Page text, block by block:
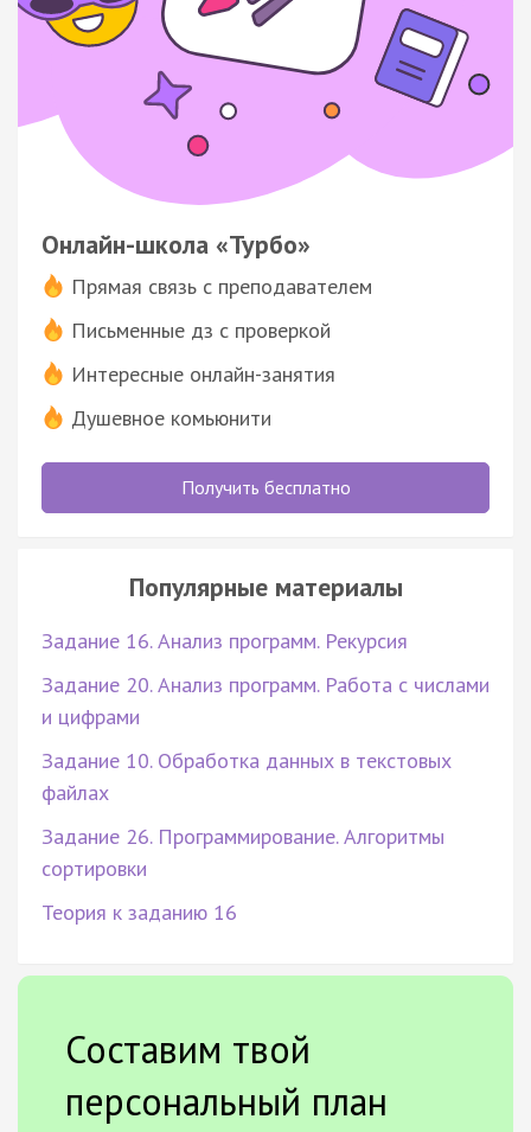
Онлайн-школа «Турбо»
Прямая связь с преподавателем
Письменные дз с проверкой
Интересные онлайн-занятия
Душевное комьюнити
Получить бесплатно
Популярные материалы
Задание 16. Анализ программ. Рекурсия
Задание 20. Анализ программ. Работа с числами
и цифрами
Задание 10. Обработка данных в текстовых
файлах
Задание 26. Программирование. Алгоритмы
сортировки
Теория к заданию 16
Составим твой
персональный план